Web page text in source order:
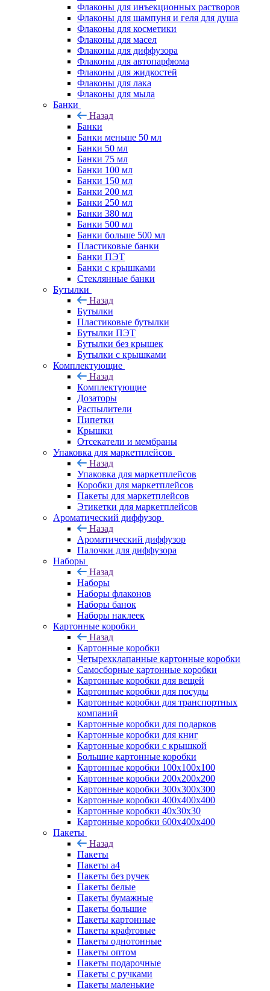
Флаконы для инъекционных растворов
Флаконы для шампуня и геля для душа
Флаконы для косметики
Флаконы для масел
Флаконы для диффузора
Флаконы для автопарфюма
Флаконы для жидкостей
Флаконы для лака
Флаконы для мыла
Банки
Назад
Банки
Банки меньше 50 мл
Банки 50 мл
Банки 75 мл
Банки 100 мл
Банки 150 мл
Банки 200 мл
Банки 250 мл
Банки 380 мл
Банки 500 мл
Банки больше 500 мл
Пластиковые банки
Банки ПЭТ
Банки с крышками
Стеклянные банки
Бутылки
Назад
Бутылки
Пластиковые бутылки
Бутылки ПЭТ
Бутылки без крышек
Бутылки с крышками
Комплектующие
Назад
Комплектующие
Дозаторы
Распылители
Пипетки
Крышки
Отсекатели и мембраны
Упаковка для маркетплейсов
Назад
Упаковка для маркетплейсов
Коробки для маркетплейсов
Пакеты для маркетплейсов
Этикетки для маркетплейсов
Ароматический диффузор
Назад
Ароматический диффузор
Палочки для диффузора
Наборы
Назад
Наборы
Наборы флаконов
Наборы банок
Наборы наклеек
Картонные коробки
Назад
Картонные коробки
Четырехклапанные картонные коробки
Самосборные картонные коробки
Картонные коробки для вещей
Картонные коробки для посуды
Картонные коробки для транспортных
компаний
Картонные коробки для подарков
Картонные коробки для книг
Картонные коробки с крышкой
Большие картонные коробки
Картонные коробки 100x100x100
Картонные коробки 200x200x200
Картонные коробки 300x300x300
Картонные коробки 400x400x400
Картонные коробки 40x30x30
Картонные коробки 600x400x400
Пакеты
Назад
Пакеты
Пакеты а4
Пакеты без ручек
Пакеты белые
Пакеты бумажные
Пакеты большие
Пакеты картонные
Пакеты крафтовые
Пакеты однотонные
Пакеты оптом
Пакеты подарочные
Пакеты с ручками
Пакеты маленькие